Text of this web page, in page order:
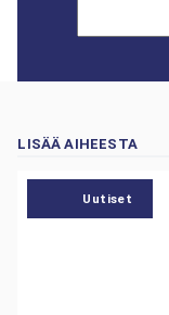
LISÄÄ AIHEESTA
Uutiset